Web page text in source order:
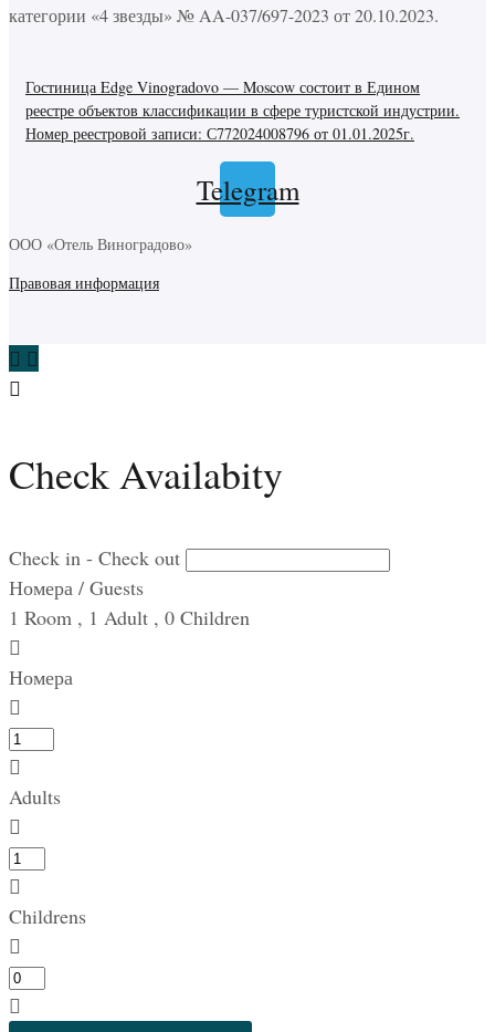
категории «4 звезды» № AA-037/697-2023 от 20.10.2023.
Гостиница Edge Vinogradovo — Moscow состоит в Едином
реестре объектов классификации в сфере туристской индустрии.
Номер реестровой записи: С772024008796 от 01.01.2025г.
Telegram
ООО «Отель Виноградово»
Правовая информация
Check Availabity
Check in - Check out
Номера / Guests
1 Room , 1 Adult , 0 Children
Номера
Adults
Childrens